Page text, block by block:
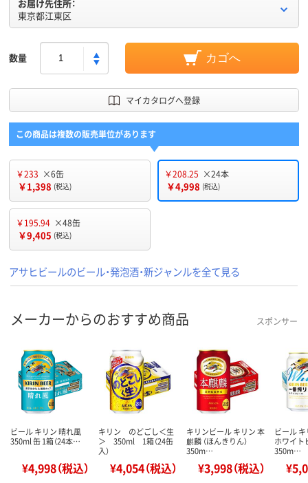
お届け先住所：
東京都江東区
数量 カゴへ
マイカタログへ登録
この商品は複数の販売単位があります
￥233 ×6缶
￥1,398 (税込)
￥208.25 ×24本
￥4,998 (税込)
￥195.94 ×48缶
￥9,405 (税込)
アサヒビールのビール・発泡酒・新ジャンルを全て見る
メーカーからのおすすめ商品 スポンサー
ビール キリン 晴れ風
350ml 缶 1箱（24本…
¥4,998（税込）
キリン のどごし＜生
＞ 350ml 1箱（24缶
入）
¥4,054（税込）
キリンビール キリン 本
麒麟 （ほんきりん）
350m…
¥3,998（税込）
ビール
ホワイト
350m…